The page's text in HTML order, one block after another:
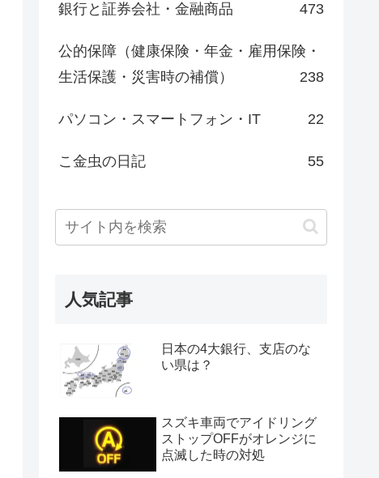
銀行と証券会社・金融商品 473
公的保障（健康保険・年金・雇用保険・
生活保護・災害時の補償）
238
パソコン・スマートフォン・IT 22
こ金虫の日記 55
人気記事
日本の4大銀行、支店のな
い県は？
スズキ車両でアイドリング
ストップOFFがオレンジに
点滅した時の対処